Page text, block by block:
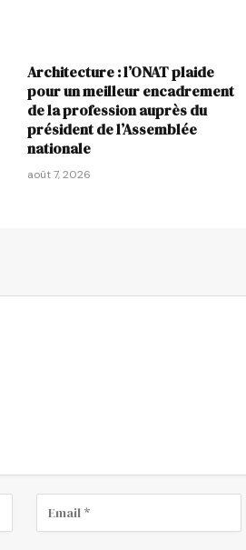
Architecture : l’ONAT plaide
pour un meilleur encadrement
de la profession auprès du
président de l’Assemblée
nationale
août 7, 2026